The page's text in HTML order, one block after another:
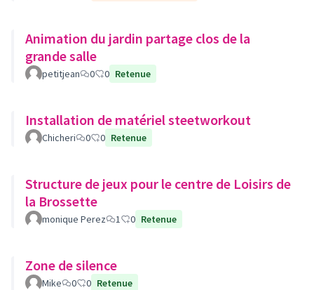
Animation du jardin partage clos de la
grande salle
petitjean 0 0 Retenue
Installation de matériel steetworkout
Chicheri 0 0 Retenue
Structure de jeux pour le centre de Loisirs de
la Brossette
monique Perez 1 0 Retenue
Zone de silence
Mike 0 0 Retenue